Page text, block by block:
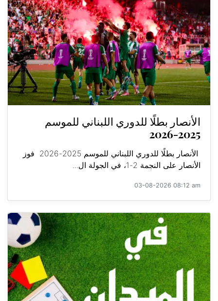
الأنصار بطلًا للدوري اللبناني للموسم
2025-2026
الأنصار بطلًا للدوري اللبناني للموسم 2025-2026 فوز
الأنصار على النجمة 2-1، في الجولة ال...
03-08-2026 08:12 am